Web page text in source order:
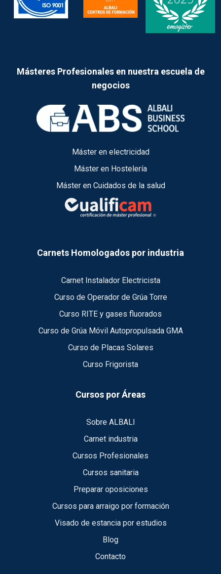
Másteres Profesionales en nuestra escuela de
negocios
Máster en electricidad
Máster en Hostelería
Máster en Cuidados de la salud
Carnets Homologados por industria
Carnet Instalador Electricista
Curso de Operador de Grúa Torre
Curso RITE y gases fluorados
Curso de Grúa Móvil Autopropulsada GMA
Curso de Placas Solares
Curso Frigorista
Cursos por Áreas
Sobre ALBALI
Carnet industria
Cursos Profesionales
Cursos sanitaria
Preparar oposiciones
Cursos para arraigo por formación
Visado de estancia por estudios
Blog
Contacto